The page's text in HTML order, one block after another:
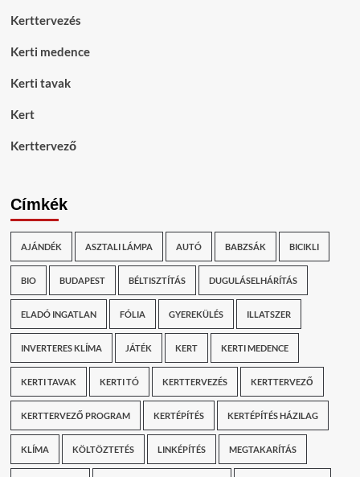
Kerttervezés
Kerti medence
Kerti tavak
Kert
Kerttervező
Címkék
AJÁNDÉK ASZTALI LÁMPA AUTÓ BABZSÁK BICIKLI
BIO BUDAPEST BÉLTISZTÍTÁS DUGULÁSELHÁRÍTÁS
ELADÓ INGATLAN FÓLIA GYEREKÜLÉS ILLATSZER
INVERTERES KLÍMA JÁTÉK KERT KERTI MEDENCE
KERTI TAVAK KERTI TÓ KERTTERVEZÉS KERTTERVEZŐ
KERTTERVEZŐ PROGRAM KERTÉPÍTÉS KERTÉPÍTÉS HÁZILAG
KLÍMA KÖLTÖZTETÉS LINKÉPÍTÉS MEGTAKARÍTÁS